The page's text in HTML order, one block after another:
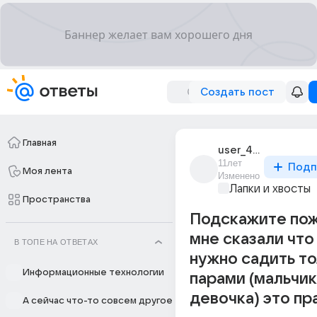
Создать пост
Главная
Моя лента
Пространства
В ТОПЕ НА ОТВЕТАХ
Информационные технологии
А сейчас что-то совсем другое
user_40726699
11лет
Изменено
Лапки и хвосты
Подскажите
мне сказали
нужно садить
парами
девочка) это